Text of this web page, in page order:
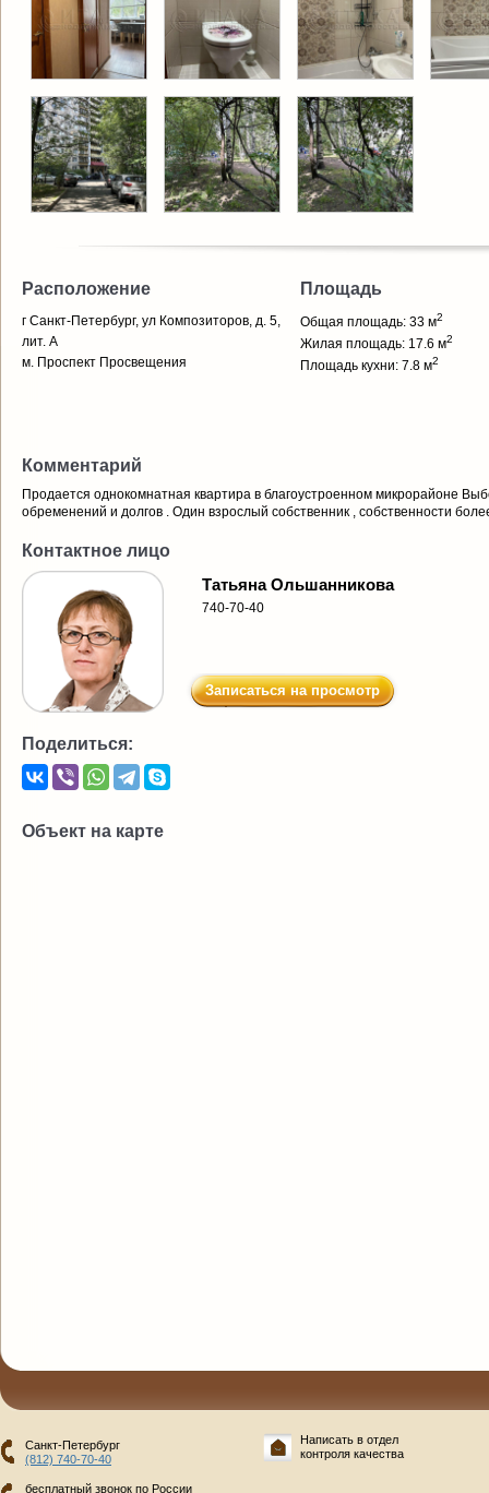
Расположение
г Санкт-Петербург, ул Композиторов, д. 5,
лит. А
м. Проспект Просвещения
Площадь
Общая площадь: 33 м2
Жилая площадь: 17.6 м2
Площадь кухни: 7.8 м2
Комментарий
Продается однокомнатная квартира в благоустроенном микрорайоне
обременений и долгов . Один взрослый собственник , собственности
Контактное лицо
Татьяна Ольшанникова
740-70-40
Записаться на просмотр
Поделиться:
Объект на карте
Санкт-Петербург
(812) 740-70-40
бесплатный звонок по России
Написать в отдел
контроля качества